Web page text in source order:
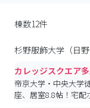
棟数12件
杉野服飾大学（日野
カレッジスクエア
帝京大学・中央大学
座、居室8.8帖！宅